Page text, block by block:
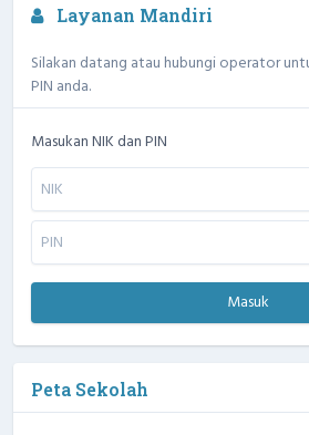
Layanan Mandiri
Silakan datang atau hubungi operator
PIN anda.
Masukan NIK dan PIN
Masuk
Peta Sekolah